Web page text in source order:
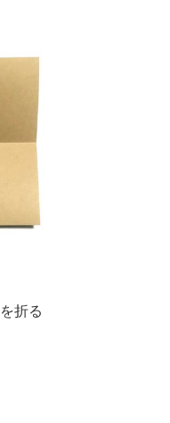
折る